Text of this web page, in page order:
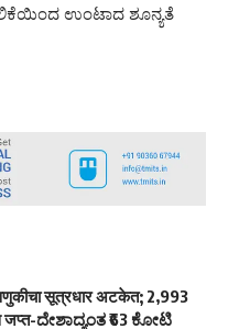
ಉಂಟಾದ ಶೂನ್ಯತೆ
सूत्रधार अटकेत; 2,993
जप्त-ದೇಶಾದ್ಯಂತ ₹63 ಕೋಟಿ